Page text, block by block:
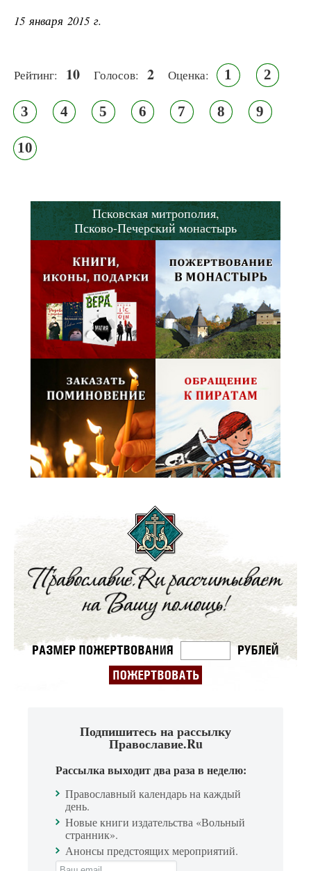
15 января 2015 г.
Рейтинг: 10 Голосов: 2 Оценка: 1 2
3 4 5 6 7 8 9
10
Псковская митрополия,
Псково-Печерский монастырь
Подпишитесь на рассылку
Православие.Ru
Рассылка выходит два раза в неделю:
Православный календарь на каждый
день.
Новые книги издательства «Вольный
странник».
Анонсы предстоящих мероприятий.